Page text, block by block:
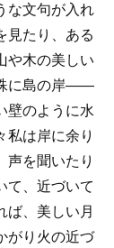
な文句が入れ
見たり、ある
や木の美しい
に島の岸――
のように水
は岸に余り
声を聞いたり
て、近づいて
ば、美しい月
がり火の近づ